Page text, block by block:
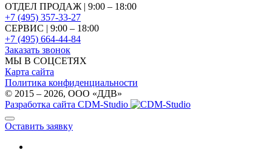
ОТДЕЛ ПРОДАЖ | 9:00 – 18:00
+7 (495) 357-33-27
СЕРВИС | 9:00 – 18:00
+7 (495) 664-44-84
Заказать звонок
МЫ В СОЦСЕТЯХ
Карта сайта
Политика конфиденциальности
© 2015 – 2026, OOO «ДДВ»
Разработка сайта CDM-Studio
Оставить заявку